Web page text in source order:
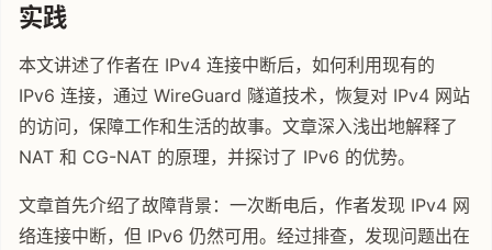
实践
本文讲述了作者在 IPv4 连接中断后，如何利用现有的
IPv6 连接，通过 WireGuard 隧道技术，恢复对 IPv4 网站
的访问，保障工作和生活的故事。文章深入浅出地解释了
NAT 和 CG-NAT 的原理，并探讨了 IPv6 的优势。
文章首先介绍了故障背景：一次断电后，作者发现 IPv4 网
络连接中断，但 IPv6 仍然可用。经过排查，发现问题出在